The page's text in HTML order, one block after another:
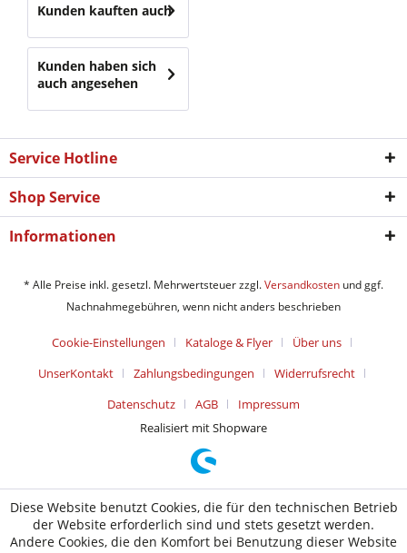
Kunden kauften auch
Kunden haben sich
auch angesehen
Service Hotline
Shop Service
Informationen
* Alle Preise inkl. gesetzl. Mehrwertsteuer zzgl.Versandkosten und ggf.
Nachnahmegebühren, wenn nicht anders beschrieben
Cookie-Einstellungen Kataloge & Flyer
Über uns
UnserKontakt
Zahlungsbedingungen
Widerrufsrecht
Datenschutz
AGB
Impressum
Realisiert mit Shopware
Diese Website benutzt Cookies, die für den technischen Betrieb
der Website erforderlich sind und stets gesetzt werden.
Andere Cookies, die den Komfort bei Benutzung dieser Website